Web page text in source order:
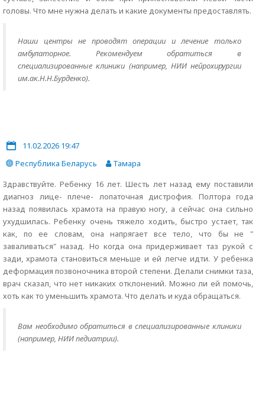
головы. Что мне нужна делать и какие документы предоставлять.
Наши центры не проводят операции и лечение только
амбулаторное. Рекомендуем обратиться в
специализированные клиники (например, НИИ нейрохирургии
им.ак.Н.Н.Бурденко).
11.02.2026 19:47
Республика Беларусь
Тамара
Здравствуйте. Ребенку 16 лет. Шесть лет назад ему поставили
диагноз лице- плече- лопаточная дистрофия. Полтора года
назад появилась храмота на правую ногу, а сейчас она сильно
ухудшилась. Ребенку очень тяжело ходить, быстро устает, так
как, по ее словам, она напрягает все тело, что бы не "
заваливаться" назад. Но когда она придерживает таз рукой с
зади, храмота становиться меньше и ей легче идти. У ребенка
деформация позвоночника второй степени. Делали снимки таза,
врач сказал, что нет никаких отклонений. Можно ли ей помочь,
хоть как то уменьшить храмота. Что делать и куда обращаться.
Вам необходимо обратиться в специализированные клиники
(например, НИИ педиатрии).